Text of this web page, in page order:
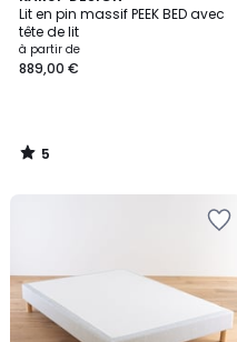
Lit en pin massif PEEK BED avec
tête de lit
à partir de
889,00 €
/
5
5
/